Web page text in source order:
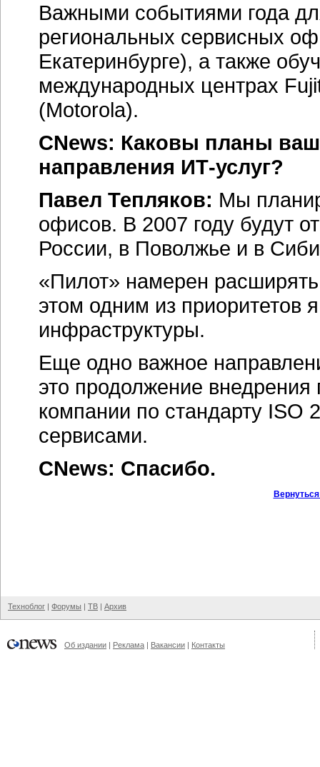
Важными событиями года
региональных сервисных
Екатеринбурге), а также
международных центрах
(Motorola).
CNews: Каковы планы
направления ИТ-услуг?
Павел Тепляков: Мы
офисов. В 2007 году будут
России, в Поволжье и в
«Пилот» намерен
этом одним из приоритетов
инфраструктуры.
Еще одно важное
это продолжение
компании по стандарту ISO
сервисами.
CNews: Спасибо.
Техноблог | Форумы | ТВ | Архив
Об издании | Реклама | Вакансии | Контакты